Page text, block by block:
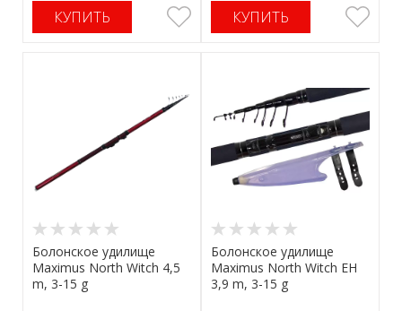
КУПИТЬ КУПИТЬ
Болонское удилище
Maximus North Witch 4,5
m, 3-15 g
Болонское удилище
Maximus North Witch EH
3,9 m, 3-15 g